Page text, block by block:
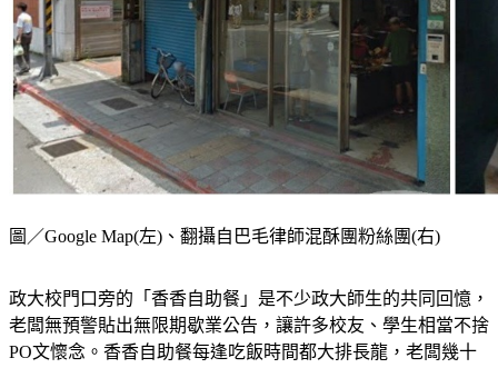
圖／Google Map(左)、翻攝自巴毛律師混酥團粉絲團(右)
政大校門口旁的「香香自助餐」是不少政大師生的共同回憶，
老闆無預警貼出無限期歇業公告，讓許多校友、學生相當不捨
PO文懷念。香香自助餐每逢吃飯時間都大排長龍，老闆幾十